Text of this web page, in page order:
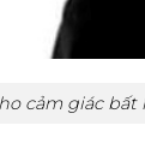
cảm giác bất